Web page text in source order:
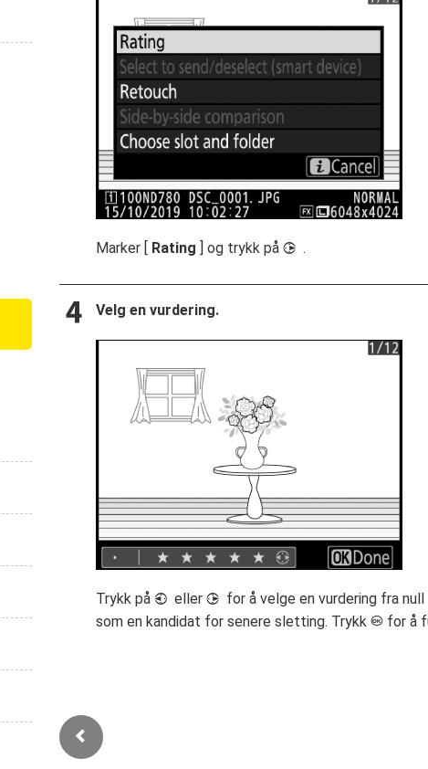
Marker [ Rating ] og trykk på 2 .
Velg en vurdering.
Trykk på 4 eller 2 for å velge en vurdering fra
som en kandidat for senere sletting. Trykk J for å